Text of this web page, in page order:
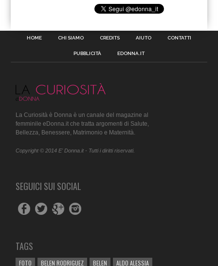
HOME CHI SIAMO CREDITS AIUTO CONTATTI
PUBBLICITÀ EDONNA.IT
La Curiosità è Donna è un canale del magazine al
femminile eDonna.it che tratta argomenti di Salute,
Bellezza, Benessere, Matrimonio e Maternità.
Copyright © 2014 E' Donna.it - Tutti i diritti riservati.
SEGUICI SUI SOCIAL
TAGS
FOTO BELEN RODRIGUEZ BELEN ALDO ALESSIA